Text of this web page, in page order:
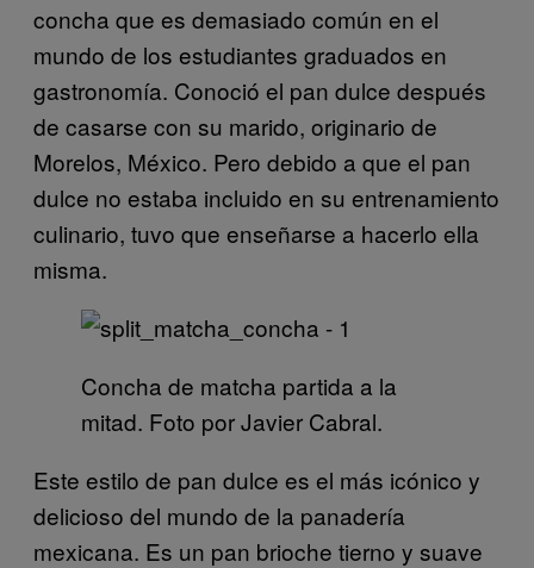
concha que es demasiado común en el
mundo de los estudiantes graduados en
gastronomía. Conoció el pan dulce después
de casarse con su marido, originario de
Morelos, México. Pero debido a que el pan
dulce no estaba incluido en su entrenamiento
culinario, tuvo que enseñarse a hacerlo ella
misma.
Concha de matcha partida a la
mitad. Foto por Javier Cabral.
Este estilo de pan dulce es el más icónico y
delicioso del mundo de la panadería
mexicana. Es un pan brioche tierno y suave